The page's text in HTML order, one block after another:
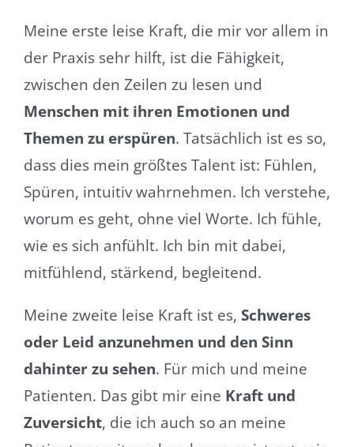
Meine erste leise Kraft, die mir vor allem in
der Praxis sehr hilft, ist die Fähigkeit,
zwischen den Zeilen zu lesen und
Menschen mit ihren Emotionen und
Themen zu erspüren. Tatsächlich ist es so,
dass dies mein größtes Talent ist: Fühlen,
Spüren, intuitiv wahrnehmen. Ich verstehe,
worum es geht, ohne viel Worte. Ich fühle,
wie es sich anfühlt. Ich bin mit dabei,
mitfühlend, stärkend, begleitend.
Meine zweite leise Kraft ist es, Schweres
oder Leid anzunehmen und den Sinn
dahinter zu sehen. Für mich und meine
Patienten. Das gibt mir eine Kraft und
Zuversicht, die ich auch so an meine